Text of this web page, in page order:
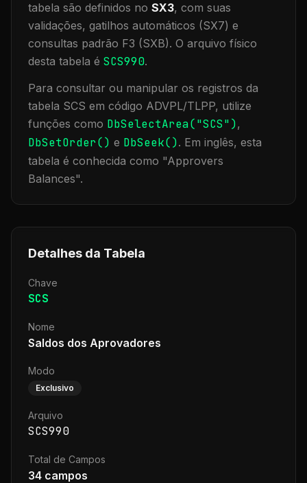
tabela são definidos no SX3, com suas
validações, gatilhos automáticos (SX7) e
consultas padrão F3 (SXB). O arquivo físico
desta tabela é SCS990.
Para consultar ou manipular os registros da
tabela SCS em código ADVPL/TLPP, utilize
funções como DbSelectArea("SCS"),
DbSetOrder() e DbSeek(). Em inglês, esta
tabela é conhecida como "Approvers
Balances".
Detalhes da Tabela
Chave
SCS
Nome
Saldos dos Aprovadores
Modo
Exclusivo
Arquivo
SCS990
Total de Campos
34 campos